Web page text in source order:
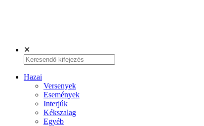
✕
Hazai
Versenyek
Események
Interjúk
Kékszalag
Egyéb